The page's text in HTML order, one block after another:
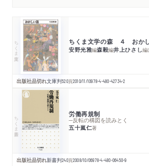
ちくま文庫 ちくま文学の森 ４ おか
安野光雅編森毅編井上ひさし編
出版社品切れ文庫判520頁2010/11/10978-4-480-42734-2
ちくま新書 労働再規制
─反転の構図を読みとく
五十嵐仁著
出版社品切れ新書判240頁2008/10/06978-4-480-06450-9